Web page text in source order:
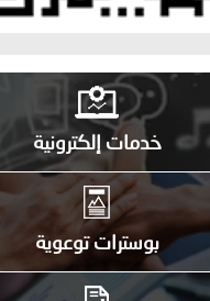
خدمات إلكترونية
بوسترات توعوية